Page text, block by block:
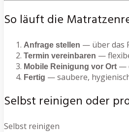
So läuft die
Anfrage stellen — über das
Termin vereinbaren —
Mobile Reinigung vor Ort —
Fertig — saubere,
Selbst reinigen oder
Selbst reinigen